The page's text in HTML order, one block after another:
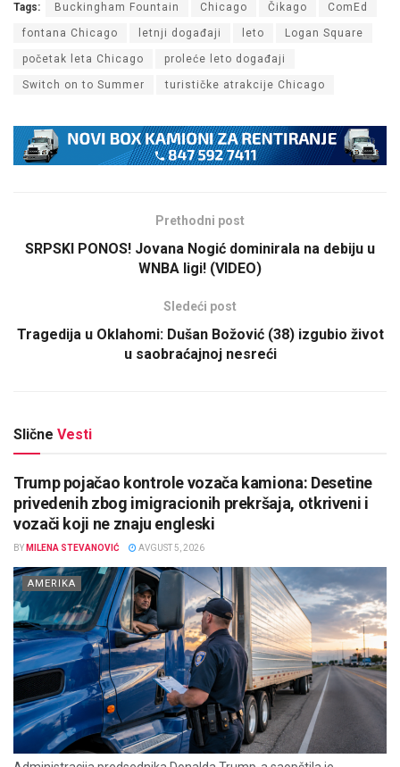
Tags: Buckingham Fountain Chicago Čikago ComEd
fontana Chicago letnji događaji leto Logan Square
početak leta Chicago proleće leto događaji
Switch on to Summer turističke atrakcije Chicago
Prethodni post
SRPSKI PONOS! Jovana Nogić dominirala na debiju u
WNBA ligi! (VIDEO)
Sledeći post
Tragedija u Oklahomi: Dušan Božović (38) izgubio život
u saobraćajnoj nesreći
Slične Vesti
Trump pojačao kontrole vozača kamiona: Desetine
privedenih zbog imigracionih prekršaja, otkriveni i
vozači koji ne znaju engleski
BY MILENA STEVANOVIĆ AVGUST 5, 2026
AMERIKA